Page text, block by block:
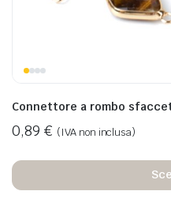
Connettore a rombo
0,89 € (IVA non inclusa)